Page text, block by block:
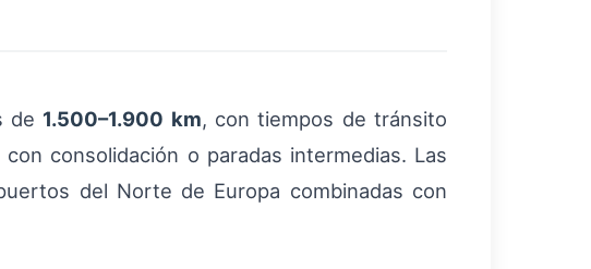
de 1.500–1.900 km, con tiempos de tránsito
consolidación o paradas intermedias. Las
del Norte de Europa combinadas con